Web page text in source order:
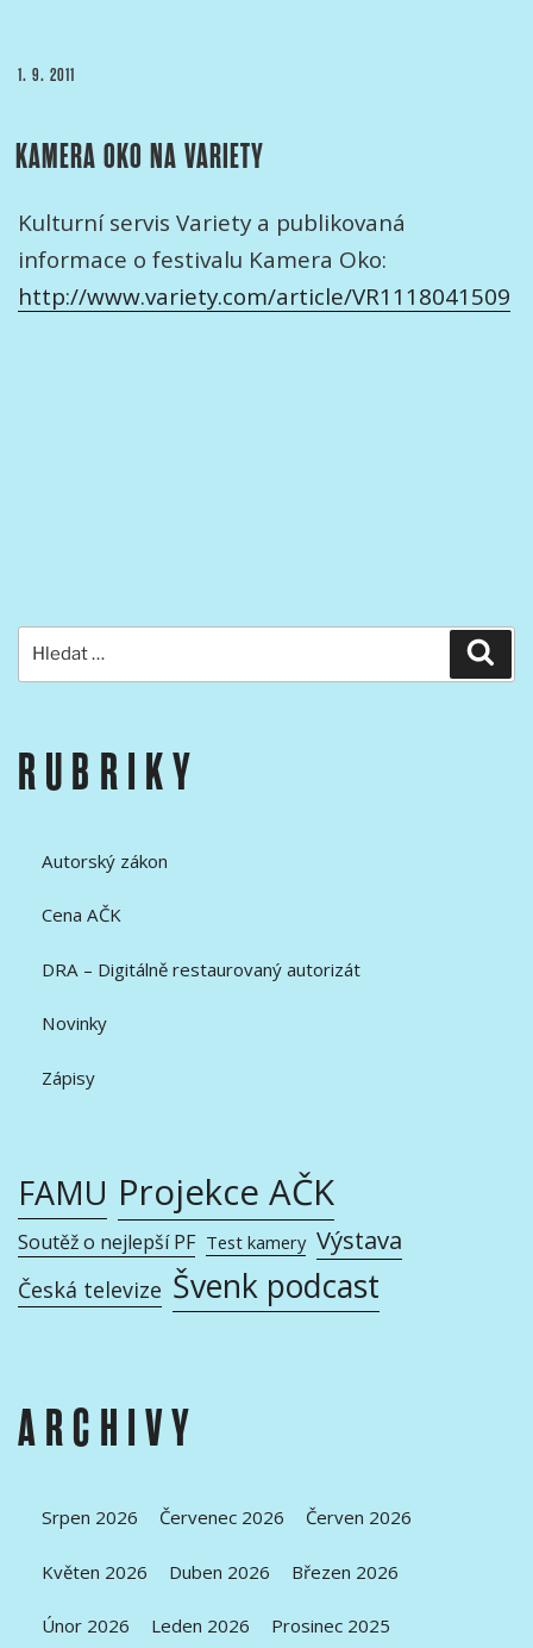
PUBLIKOVÁNO
1. 9. 2011
KAMERA OKO NA VARIETY
Kulturní servis Variety a publikovaná
informace o festivalu Kamera Oko:
http://www.variety.com/article/VR1118041509
RUBRIKY
Autorský zákon
Cena AČK
DRA – Digitálně restaurovaný autorizát
Novinky
Zápisy
FAMU Projekce AČK
Soutěž o nejlepší PF Test kamery Výstava
Česká televize Švenk podcast
ARCHIVY
Srpen 2026 Červenec 2026 Červen 2026
Květen 2026 Duben 2026 Březen 2026
Únor 2026 Leden 2026 Prosinec 2025